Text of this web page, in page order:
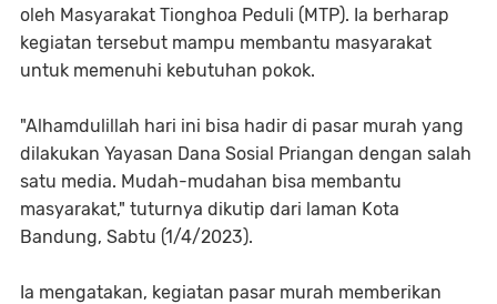
oleh Masyarakat Tionghoa Peduli (MTP). Ia berharap
kegiatan tersebut mampu membantu masyarakat
untuk memenuhi kebutuhan pokok.
"Alhamdulillah hari ini bisa hadir di pasar murah yang
dilakukan Yayasan Dana Sosial Priangan dengan salah
satu media. Mudah-mudahan bisa membantu
masyarakat," tuturnya dikutip dari laman Kota
Bandung, Sabtu (1/4/2023).
Ia mengatakan, kegiatan pasar murah memberikan